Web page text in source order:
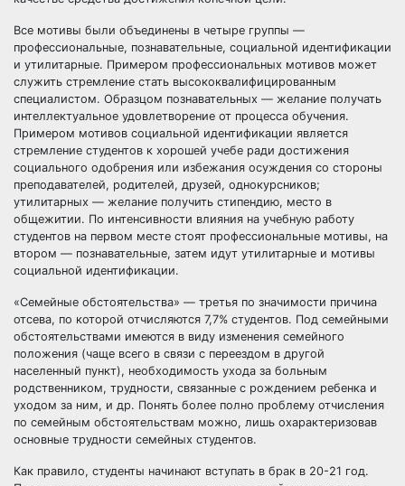
Все мотивы были объединены в четыре группы —
профессиональные, познавательные, социальной идентификации
и утилитарные. Примером профессиональных мотивов может
служить стремление стать высококвалифицированным
специалистом. Образцом познавательных — желание получать
интеллектуальное удовлетворение от процесса обучения.
Примером мотивов социальной идентификации является
стремление студентов к хорошей учебе ради достижения
социального одобрения или избежания осуждения со стороны
преподавателей, родителей, друзей, однокурсников;
утилитарных — желание получить стипендию, место в
общежитии. По интенсивности влияния на учебную работу
студентов на первом месте стоят профессиональные мотивы, на
втором — познавательные, затем идут утилитарные и мотивы
социальной идентификации.
«Семейные обстоятельства» — третья по значимости причина
отсева, по которой отчисляются 7,7% студентов. Под семейными
обстоятельствами имеются в виду изменения семейного
положения (чаще всего в связи с переездом в другой
населенный пункт), необходимость ухода за больным
родственником, трудности, связанные с рождением ребенка и
уходом за ним, и др. Понять более полно проблему отчисления
по семейным обстоятельствам можно, лишь охарактеризовав
основные трудности семейных студентов.
Как правило, студенты начинают вступать в брак в 20-21 год.